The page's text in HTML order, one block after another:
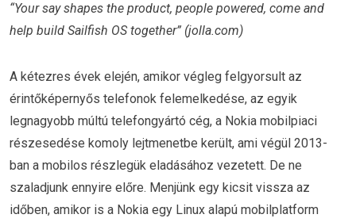
“Your say shapes the product, people powered, come and
help build Sailfish OS together” (jolla.com)
A kétezres évek elején, amikor végleg felgyorsult az
érintőképernyős telefonok felemelkedése, az egyik
legnagyobb múltú telefongyártó cég, a Nokia mobilpiaci
részesedése komoly lejtmenetbe került, ami végül 2013-
ban a mobilos részlegük eladásához vezetett. De ne
szaladjunk ennyire előre. Menjünk egy kicsit vissza az
időben, amikor is a Nokia egy Linux alapú mobilplatform